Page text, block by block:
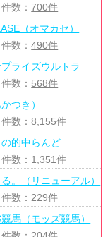
数：700件
（オマカセ）
数：490件
ライズウルトラ
数： 568件
つき）
数：8,155件
的中らんど
数： 1,351件
。（リニューアル）
数： 229件
馬（モッズ競馬）